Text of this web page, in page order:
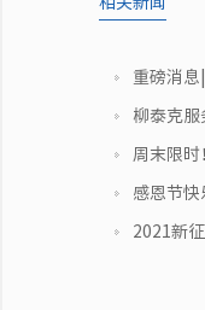
重磅消
录》
柳泰克
周末限
感恩节快
2021新